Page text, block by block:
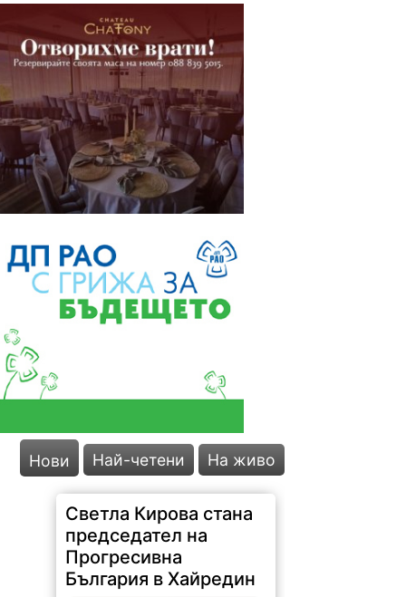
Нови Най-четени На живо
Светла Кирова стана
председател на
Прогресивна
България в Хайредин